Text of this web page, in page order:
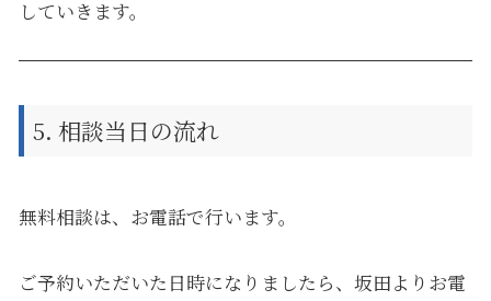
していきます。
5. 相談当日の流れ
無料相談は、お電話で行います。
ご予約いただいた日時になりましたら、坂田よりお電